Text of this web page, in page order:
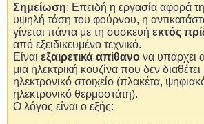
Σημείωση: Επειδή η εργασία αφορά
υψηλή τάση του φούρνου, η
γίνεται πάντα με τη συσκευή εκτός
από εξειδικευμένο τεχνικό.
Είναι εξαιρετικά απίθανο να υπάρχει
μια ηλεκτρική κουζίνα που δεν
ηλεκτρονικό στοιχείο (πλακέτα,
ηλεκτρονικό θερμοστάτη).
Ο λόγος είναι ο εξής: